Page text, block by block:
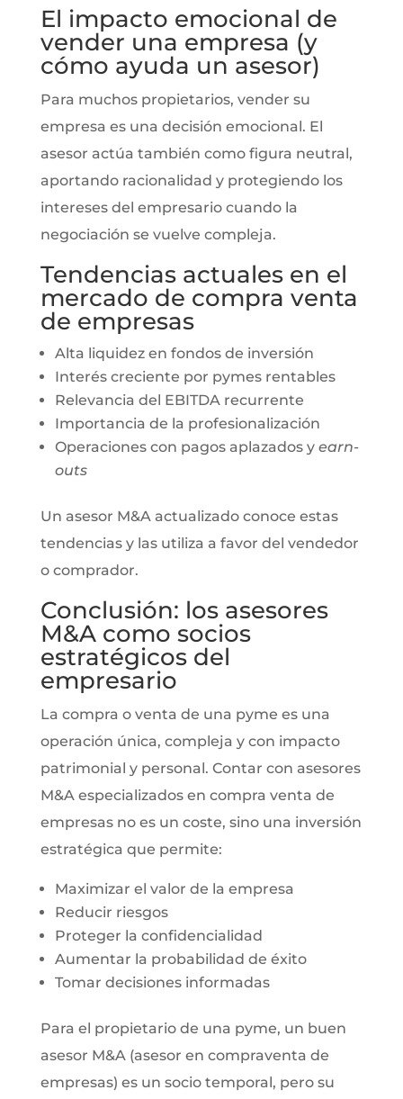
El impacto emocional de
vender una empresa (y
cómo ayuda un asesor)
Para muchos propietarios, vender su
empresa es una decisión emocional. El
asesor actúa también como figura neutral,
aportando racionalidad y protegiendo los
intereses del empresario cuando la
negociación se vuelve compleja.
Tendencias actuales en el
mercado de compra venta
de empresas
Alta liquidez en fondos de inversión
Interés creciente por pymes rentables
Relevancia del EBITDA recurrente
Importancia de la profesionalización
Operaciones con pagos aplazados y earn-
outs
Un asesor M&A actualizado conoce estas
tendencias y las utiliza a favor del vendedor
o comprador.
Conclusión: los asesores
M&A como socios
estratégicos del
empresario
La compra o venta de una pyme es una
operación única, compleja y con impacto
patrimonial y personal. Contar con asesores
M&A especializados en compra venta de
empresas no es un coste, sino una inversión
estratégica que permite:
Maximizar el valor de la empresa
Reducir riesgos
Proteger la confidencialidad
Aumentar la probabilidad de éxito
Tomar decisiones informadas
Para el propietario de una pyme, un buen
asesor M&A (asesor en compraventa de
empresas) es un socio temporal, pero su